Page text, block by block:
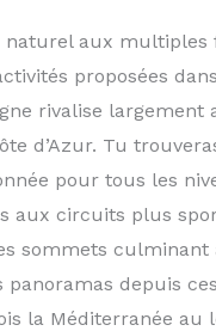
naturel aux multiples
proposées
rivalise largement
d’Azur. Tu
pour tous les
aux circuits plus
sommets culminant
panoramas depuis
la Méditerranée au